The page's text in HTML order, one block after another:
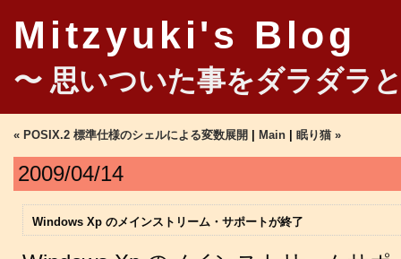
Mitzyuki's Blog
〜 思いついた事をダラダラ
« POSIX.2 標準仕様のシェルによる変数展開 Main 眠り猫 »
2009/04/14
Windows Xp のメインストリーム・サポートが終了